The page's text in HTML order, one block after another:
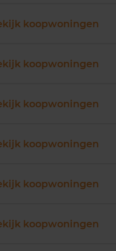
koopwoningen
koopwoningen
koopwoningen
koopwoningen
koopwoningen
koopwoningen